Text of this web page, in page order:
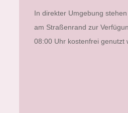
In direkter Umgebung
am Straßenrand zur
08:00 Uhr kostenfrei genutzt